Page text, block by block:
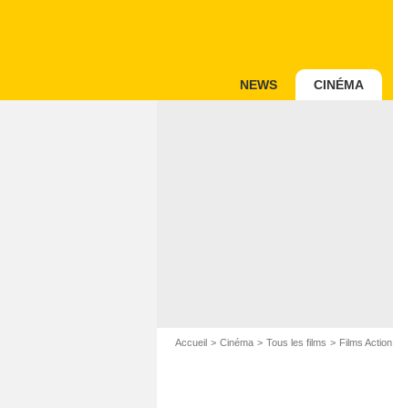
NEWS CINÉMA
Accueil Cinéma Tous les films Films Action